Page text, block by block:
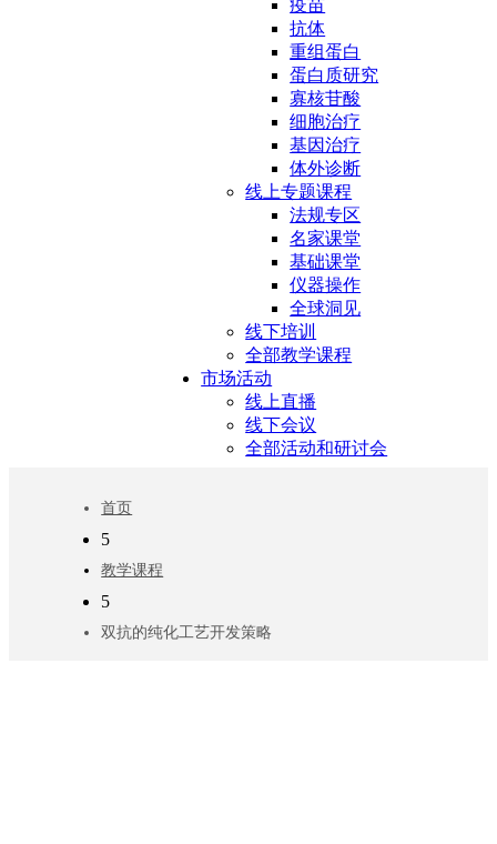
疫苗
抗体
重组蛋白
蛋白质研究
寡核苷酸
细胞治疗
基因治疗
体外诊断
线上专题课程
法规专区
名家课堂
基础课堂
仪器操作
全球洞见
线下培训
全部教学课程
市场活动
线上直播
线下会议
全部活动和研讨会
首页
5
教学课程
5
双抗的纯化工艺开发策略